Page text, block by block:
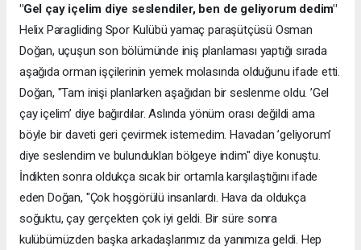
"Gel çay içelim diye seslendiler, ben de geliyorum dedim"
Helix Paragliding Spor Kulübü yamaç paraşütçüsü Osman
Doğan, uçuşun son bölümünde iniş planlaması yaptığı sırada
aşağıda orman işçilerinin yemek molasında olduğunu ifade etti.
Doğan, "Tam inişi planlarken aşağıdan bir seslenme oldu. ’Gel
çay içelim’ diye bağırdılar. Aslında yönüm orası değildi ama
böyle bir daveti geri çevirmek istemedim. Havadan ’geliyorum’
diye seslendim ve bulundukları bölgeye indim" diye konuştu.
İndikten sonra oldukça sıcak bir ortamla karşılaştığını ifade
eden Doğan, "Çok hoşgörülü insanlardı. Hava da oldukça
soğuktu, çay gerçekten çok iyi geldi. Bir süre sonra
kulübümüzden başka arkadaşlarımız da yanımıza geldi. Hep